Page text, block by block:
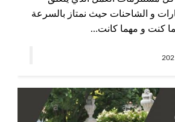
و الشاحنات حيث نمتاز بالسرعة
كنت و مهما كانت…